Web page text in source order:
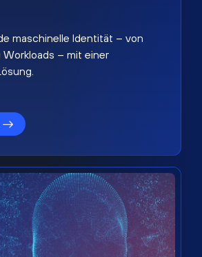
maschinelle Identität – von
– mit einer